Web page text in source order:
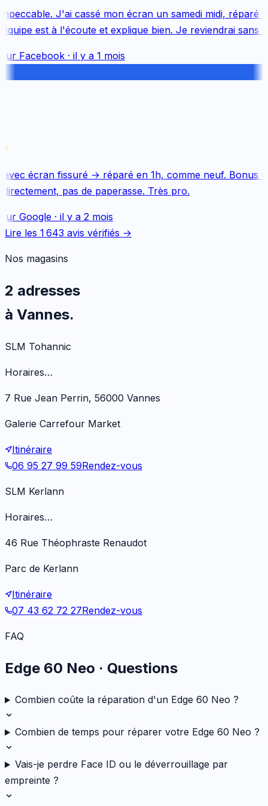
J'ai cassé mon écran un samedi midi, réparé le
est à l'écoute et explique bien. Je reviendrai sans
Facebook· il y a 1 mois
écran fissuré → réparé en 1h, comme neuf. Bonus
pas de paperasse. Très pro.
Google· il y a 2 mois
Lire les 1 643 avis vérifiés →
Nos magasins
2 adresses
à Vannes.
SLM Tohannic
Horaires…
7 Rue Jean Perrin, 56000 Vannes
Galerie Carrefour Market
Itinéraire
06 95 27 99 59Rendez-vous
SLM Kerlann
Horaires…
46 Rue Théophraste Renaudot
Parc de Kerlann
Itinéraire
07 43 62 72 27Rendez-vous
FAQ
Edge 60 Neo · Questions
Combien coûte la réparation d'un Edge 60 Neo ?
Combien de temps pour réparer votre Edge 60 Neo ?
Vais-je perdre Face ID ou le déverrouillage par
empreinte ?